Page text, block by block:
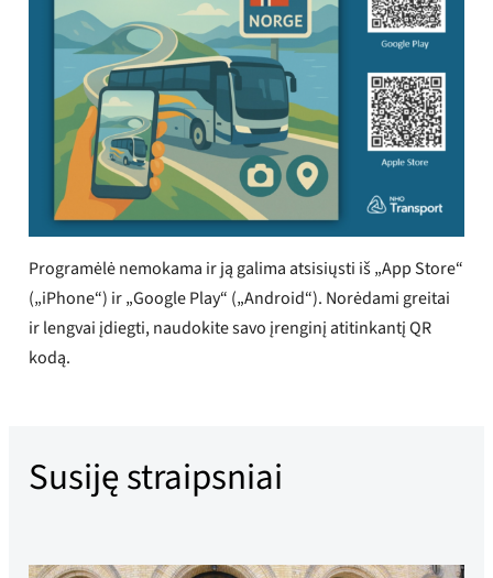
Programėlė nemokama ir ją galima atsisiųsti iš „App Store“
(„iPhone“) ir „Google Play“ („Android“). Norėdami greitai
ir lengvai įdiegti, naudokite savo įrenginį atitinkantį QR
kodą.
Susiję straipsniai